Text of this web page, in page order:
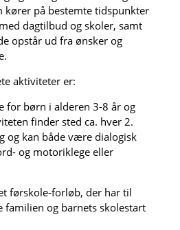
kører på bestemte tidspunkter
dagtilbud og skoler, samt
opstår ud fra ønsker og
aktiviteter er:
for børn i alderen 3-8 år og
finder sted ca. hver 2.
og kan både være dialogisk
og motoriklege eller
førskole-forløb, der har til
og barnets skolestart